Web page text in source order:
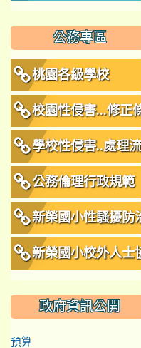
公務專區
桃園各級學校
校園性侵害...修正
學校性侵害..處理流
公務倫理行政規範
新榮國小性騷擾防
施、申訴及懲戒規
新榮國小校外人士
政府資訊公開
預算